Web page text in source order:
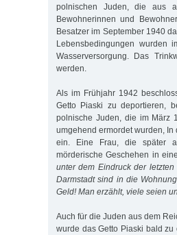
polnischen Juden, die aus
Bewohnerinnen und
Besatzer im September 1940
Lebensbedingungen wurden
Wasserversorgung. Das
werden.
Als im Frühjahr 1942
Getto Piaski zu deportieren,
polnische Juden, die im März
umgehend ermordet wurden,
ein. Eine Frau, die später
mörderische Geschehen in
unter dem Eindruck der
Darmstadt sind in die
Geld! Man erzählt, viele seien
Auch für die Juden aus dem
wurde das Getto Piaski bald